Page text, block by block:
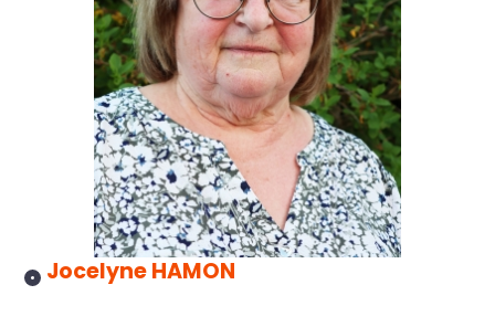
Jocelyne HAMON